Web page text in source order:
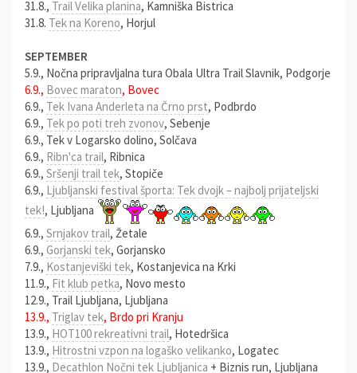
31.8., Trail Velika planina, Kamniška Bistrica
31.8. Tek na Koreno, Horjul
SEPTEMBER
5.9., Nočna pripravljalna tura Obala Ultra Trail Slavnik, Podgorje
6.9., Bovec maraton, Bovec
6.9., Tek Ivana Anderleta na Črno prst, Podbrdo
6.9., Tek po poti treh zvonov, Sebenje
6.9., Tek v Logarsko dolino, Solčava
6.9., Ribn'ca trail, Ribnica
6.9., Sršenji trail tek, Stopiče
6.9., Ljubljanski festival športa: Tek dvojk – najbolj prijateljski
tek!, Ljubljana
6.9., Srnjakov trail, Žetale
6.9., Gorjanski tek, Gorjansko
7.9., Kostanjeviški tek, Kostanjevica na Krki
11.9., Fit klub petka, Novo mesto
12.9., Trail Ljubljana, Ljubljana
13.9., Triglav tek, Brdo pri Kranju
13.9., HOT100 rekreativni trail, Hotedršica
13.9., Hitrostni vzpon na logaško velikanko, Logatec
13.9., Decathlon Nočni tek Ljubljanica + Biznis run, Ljubljana